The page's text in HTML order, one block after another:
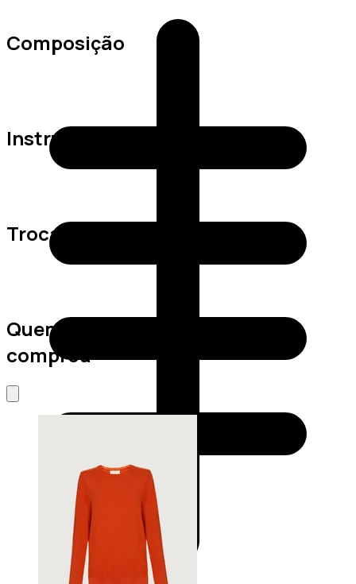
Composição
Instruções de Lavagem
Trocas e Devoluções
Quem viu este produto também
comprou